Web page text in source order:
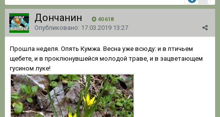
Дончанин 40 618
Опубликовано: 17.03.2019 13:27
Прошла неделя. Опять Кумжа. Весна уже всюду: и в птичьем
щебете, и в проклюнувшейся молодой траве, и в зацветающем
гусином луке!